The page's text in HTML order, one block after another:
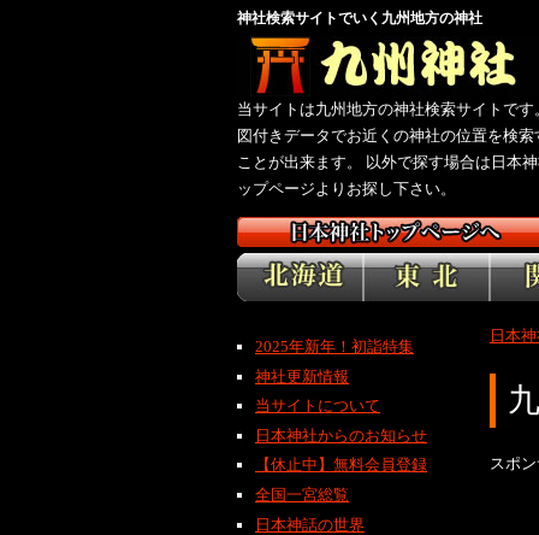
神社検索サイトでいく九州地方の神社
当サイトは九州地方の神社検索サイトです
図付きデータでお近くの神社の位置を検索
ことが出来ます。 以外で探す場合は日本
ップページよりお探し下さい。
日本
スポ
2025年新年！初詣特集
神社更新情報
当サイトについて
日本神社からのお知らせ
【休止中】無料会員登録
全国一宮総覧
日本神話の世界